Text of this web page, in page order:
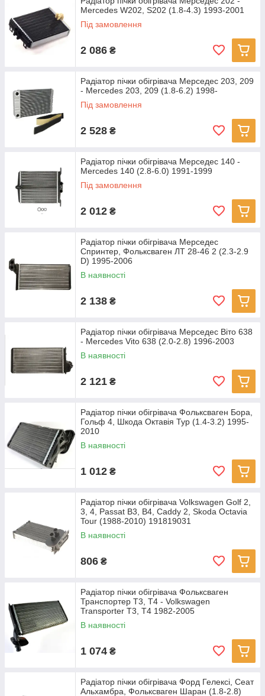
Mercedes W202, S202 (1.8-4.3) 1993-2001
Під замовлення
2 086 ₴
Радіатор пічки обігрівача Мерседес 203, 209
- Mercedes 203, 209 (1.8-6.2) 1998-
Під замовлення
2 528 ₴
Радіатор пічки обігрівача Мерседес 140 -
Mercedes 140 (2.8-6.0) 1991-1999
Під замовлення
2 012 ₴
Радіатор пічки обігрівача Мерседес
Спринтер, Фольксваген ЛТ 28-46 2 (2.3-2.9
D) 1995-2006
В наявності
2 138 ₴
Радіатор пічки обігрівача Мерседес Віто 638
- Mercedes Vito 638 (2.0-2.8) 1996-2003
В наявності
2 121 ₴
Радіатор пічки обігрівача Фольксваген Бора,
Гольф 4, Шкода Октавія Тур (1.4-3.2) 1995-
2010
В наявності
1 012 ₴
Радіатор пічки обігрівача Volkswagen Golf 2,
3, 4, Passat B3, B4, Caddy 2, Skoda Octavia
Tour (1988-2010) 191819031
В наявності
806 ₴
Радіатор пічки обігрівача Фольксваген
Транспортер Т3, Т4 - Volkswagen
Transporter T3, T4 1982-2005
В наявності
1 074 ₴
Радіатор пічки обігрівача Форд Гелексі, Сеат
Альхамбра, Фольксваген Шаран (1.8-2.8)